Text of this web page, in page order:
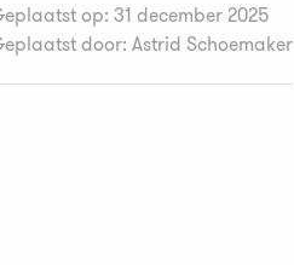
op: 31 december 2025
door: Astrid Schoemaker